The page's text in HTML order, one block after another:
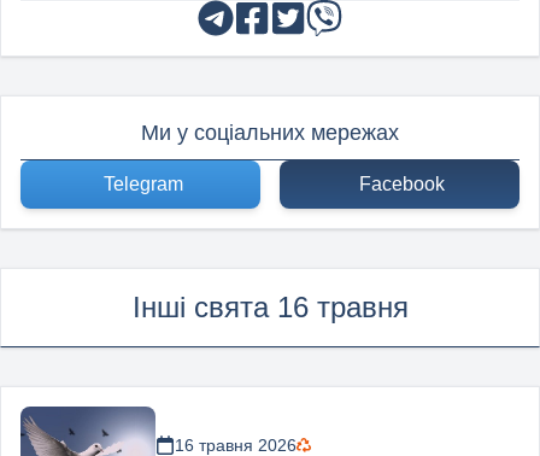
Ми у соціальних мережах
Telegram Facebook
Інші свята 16 травня
16 травня 2026